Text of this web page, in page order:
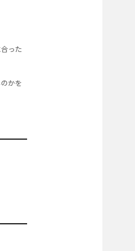
った
かを